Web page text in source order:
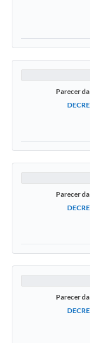
Parecer
Parecer
Parecer